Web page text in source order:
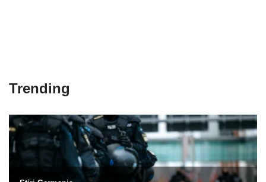
Trending